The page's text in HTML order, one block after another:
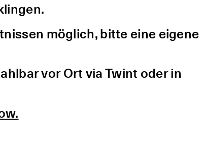
möglich, bitte eine eigene
vor Ort via Twint oder in